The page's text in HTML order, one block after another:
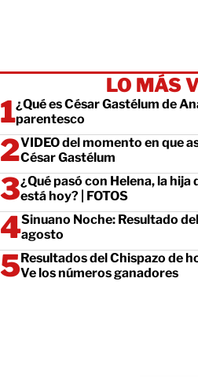
LO MÁS
¿Qué es César Gastélum de
parentesco
VIDEO del momento en que
César Gastélum
¿Qué pasó con Helena, la
está hoy? | FOTOS
Sinuano Noche: Resultado
agosto
Resultados del Chispazo de
Ve los números ganadores